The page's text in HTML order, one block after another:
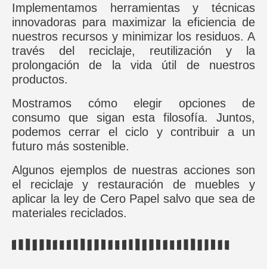
Implementamos herramientas y técnicas
innovadoras para maximizar la eficiencia de
nuestros recursos y minimizar los residuos. A
través del reciclaje, reutilización y la
prolongación de la vida útil de nuestros
productos.
Mostramos cómo elegir opciones de
consumo que sigan esta filosofía. Juntos,
podemos cerrar el ciclo y contribuir a un
futuro más sostenible.
Algunos ejemplos de nuestras acciones son
el reciclaje y restauración de muebles y
aplicar la ley de Cero Papel salvo que sea de
materiales reciclados.